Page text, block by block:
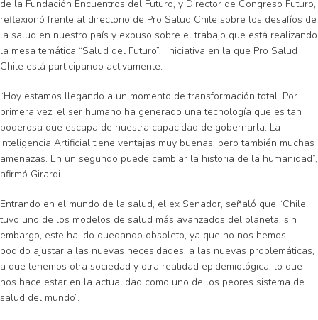
de la Fundación Encuentros del Futuro, y Director de Congreso Futuro,
reflexionó frente al directorio de Pro Salud Chile sobre los desafíos de
la salud en nuestro país y expuso sobre el trabajo que está realizando
la mesa temática “Salud del Futuro”, iniciativa en la que Pro Salud
Chile está participando activamente.
“Hoy estamos llegando a un momento de transformación total. Por
primera vez, el ser humano ha generado una tecnología que es tan
poderosa que escapa de nuestra capacidad de gobernarla. La
Inteligencia Artificial tiene ventajas muy buenas, pero también muchas
amenazas. En un segundo puede cambiar la historia de la humanidad”,
afirmó Girardi.
Entrando en el mundo de la salud, el ex Senador, señaló que “Chile
tuvo uno de los modelos de salud más avanzados del planeta, sin
embargo, este ha ido quedando obsoleto, ya que no nos hemos
podido ajustar a las nuevas necesidades, a las nuevas problemáticas,
a que tenemos otra sociedad y otra realidad epidemiológica, lo que
nos hace estar en la actualidad como uno de los peores sistema de
salud del mundo”.